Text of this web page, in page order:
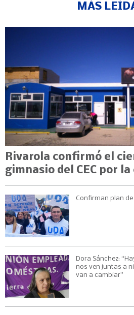
MÁS
Rivarola confirmó el
gimnasio del CEC por
Confirman plan
Dora Sánchez:
nos ven juntas a
van a cambiar”